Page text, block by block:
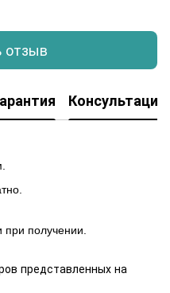
отзыв
Консультация
получении.
представленных на